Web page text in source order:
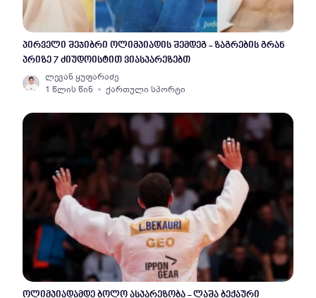
პირველი შეჯიბრი ოლიმპიადის შემდეგ - ზაგრების გრან
პრიზე 7 ძიუდოისტით ვიასპარეზებთ
ლევან ყუფარაძე
1 წლის წინ
ქართული სპორტი
ოლიმპიადამდე ბოლო ასპარეზობა - ლაშა ბექაური